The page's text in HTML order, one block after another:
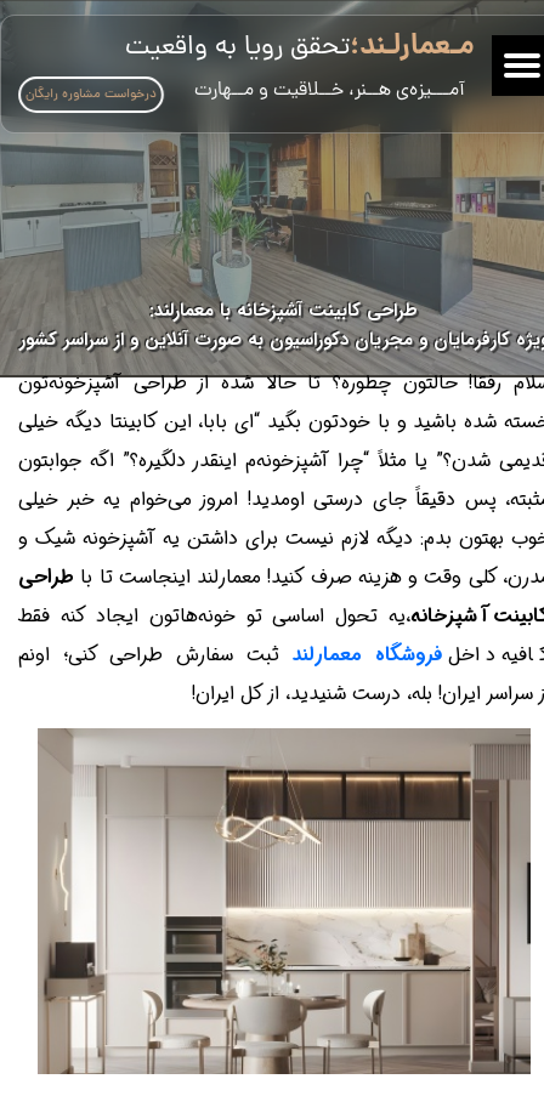
​آمـــیزه‌ی هــنر، خــلاقیت و مــهارت
مـعمارلـند؛تحقق رویا به واقعیت
درخواست مشاوره رایگان
طراحی کابینت آشپزخانه با معمارلند:
کارفرمایان و مجریان دکوراسیون به صورت آنلاین و از سراسر کشور
رفقا! حالتون چطوره؟ تا حالا شده از طراحی آشپزخونه‌تون
شده باشید و با خودتون بگید “ای بابا، این کابینتا دیگه خیلی
شدن؟” یا مثلاً “چرا آشپزخونه‌م اینقدر دلگیره؟” اگه جوابتون
پس دقیقاً جای درستی اومدید! امروز می‌خوام یه خبر خیلی
بهتون بدم: دیگه لازم نیست برای داشتن یه آشپزخونه شیک و
کلی وقت و هزینه صرف کنید! معمارلند اینجاست تا با طراحی
آشپزخانه،یه تحول اساسی تو خونه‌هاتون ایجاد کنه فقط
داخلفروشگاه معمارلند ثبت سفارش طراحی کنی؛ اونم
سراسر ایران! بله، درست شنیدید، از کل ایران!